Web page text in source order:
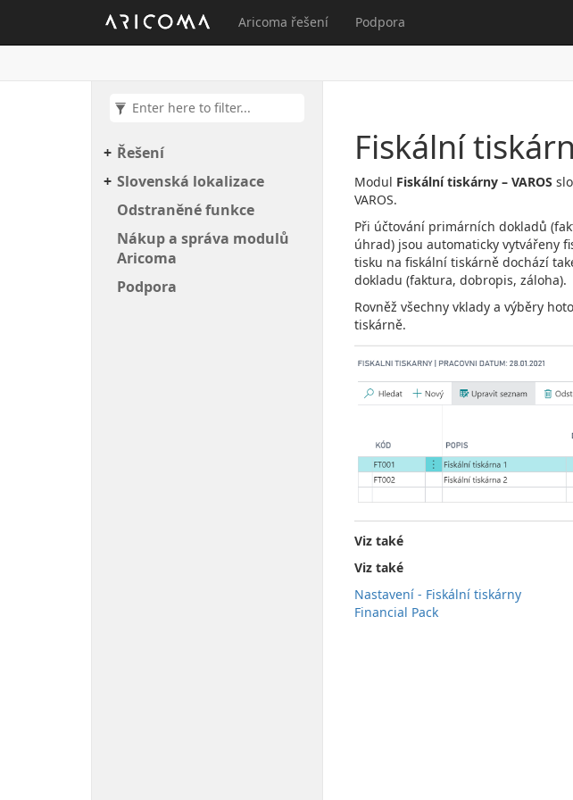
Aricoma řešení Podpora
Řešení
Slovenská lokalizace
Odstraněné funkce
Nákup a správa modulů
Aricoma
Podpora
Fiskální
Modul Fiskální tiskárny – VAROS
VAROS.
Při účtování primárních dokladů
úhrad) jsou automaticky vytvářeny
tisku na fiskální tiskárně dochází
dokladu (faktura, dobropis, záloha).
Rovněž všechny vklady a výběry
tiskárně.
Viz také
Viz také
Nastavení - Fiskální tiskárny
Financial Pack